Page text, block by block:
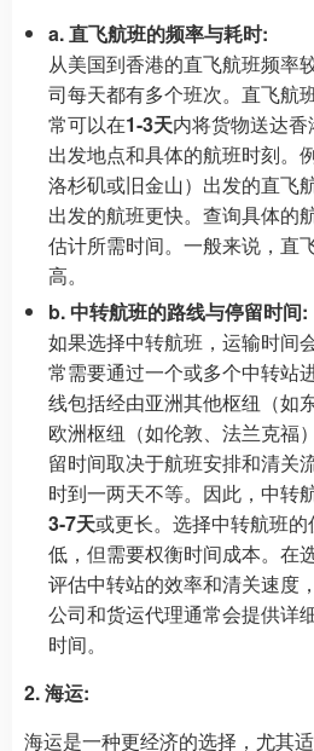
a. 直飞航班的频率与耗时:
从美国到香港的直飞航班频率
司每天都有多个班次。直飞航
常可以在1-3天内将货物送达
出发地点和具体的航班时刻。
洛杉矶或旧金山）出发的直飞
出发的航班更快。查询具体的
估计所需时间。一般来说，直
高。
b. 中转航班的路线与停留时间:
如果选择中转航班，运输时间
常需要通过一个或多个中转站
线包括经由亚洲其他枢纽（如
欧洲枢纽（如伦敦、法兰克福
留时间取决于航班安排和清关
时到一两天不等。因此，中转
3-7天或更长。选择中转航班
低，但需要权衡时间成本。在
评估中转站的效率和清关速度
公司和货运代理通常会提供详
时间。
2. 海运:
海运是一种更经济的选择，尤其